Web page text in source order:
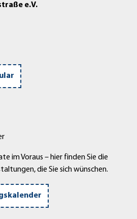
e.V.
im Voraus – hier finden Sie die
die Sie sich wünschen.